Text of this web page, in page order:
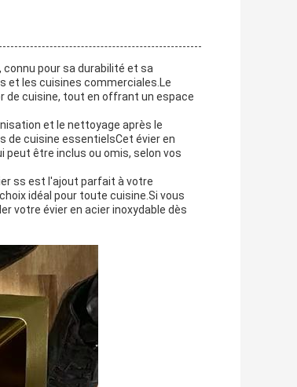
connu pour sa durabilité et sa
et les cuisines commerciales.Le
de cuisine, tout en offrant un espace
et le nettoyage après le
de cuisine essentielsCet évier en
peut être inclus ou omis, selon vos
ss est l'ajout parfait à votre
idéal pour toute cuisine.Si vous
votre évier en acier inoxydable dès